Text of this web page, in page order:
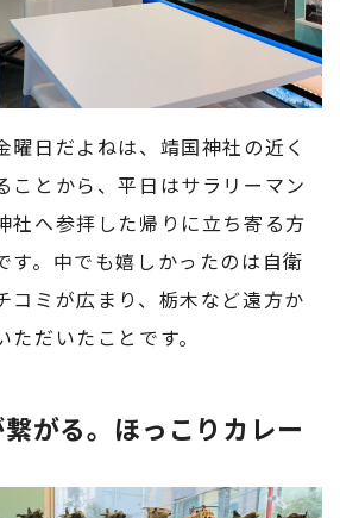
曜日だよねは、靖国神社の近く
ことから、平日はサラリーマン
社へ参拝した帰りに立ち寄る方
す。中でも嬉しかったのは自衛
コミが広まり、栃木など遠方か
だいたことです。
がる。ほっこりカレー